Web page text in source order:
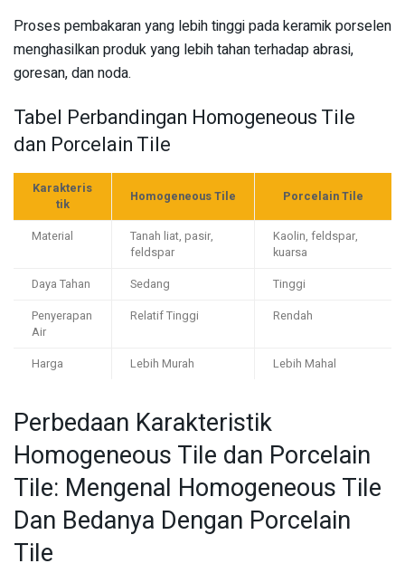
Proses pembakaran yang lebih tinggi pada keramik porselen
menghasilkan produk yang lebih tahan terhadap abrasi,
goresan, dan noda.
Tabel Perbandingan Homogeneous Tile
dan Porcelain Tile
Karakteris
tik
Homogeneous Tile Porcelain Tile
Material
Tanah liat, pasir,
feldspar
Kaolin, feldspar,
kuarsa
Daya Tahan
Sedang
Tinggi
Penyerapan
Air
Relatif Tinggi Rendah
Harga Lebih Murah Lebih Mahal
Perbedaan Karakteristik
Homogeneous Tile dan Porcelain
Tile: Mengenal Homogeneous Tile
Dan Bedanya Dengan Porcelain
Tile